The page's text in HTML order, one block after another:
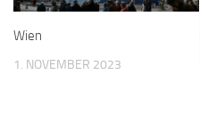
Wien
1. NOVEMBER 2023